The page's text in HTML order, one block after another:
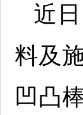
近
料及
凹凸